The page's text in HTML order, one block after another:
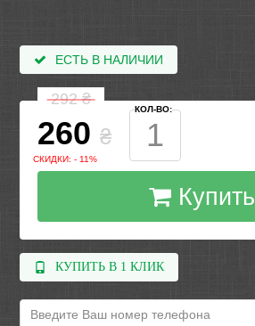
ЕСТЬ В НАЛИЧИИ
292₴
260 ₴
СКИДКИ: - 11%
КОЛ-ВО:
Купить
КУПИТЬ В 1 КЛИК